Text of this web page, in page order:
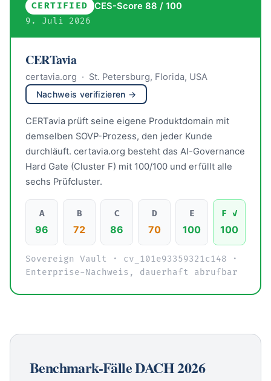
CERTIFIED CES-Score 88 / 100
9. Juli 2026
CERTavia
certavia.org · St. Petersburg, Florida, USA
Nachweis verifizieren →
CERTavia prüft seine eigene Produktdomain mit
demselben SOVP-Prozess, den jeder Kunde
durchläuft. certavia.org besteht das AI-Governance
Hard Gate (Cluster F) mit 100/100 und erfüllt alle
sechs Prüfcluster.
A
96
B
72
C
86
D
70
E
100
F ✓
100
Sovereign Vault · cv_101e93359321c148 ·
Enterprise-Nachweis, dauerhaft abrufbar
Benchmark-Fälle DACH 2026